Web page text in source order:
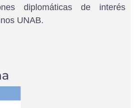
diplomáticas de interés
UNAB.